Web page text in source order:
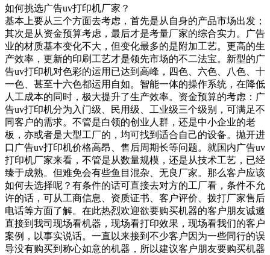
如何挑选广告uv打印机厂家？
基本上要从三个方面去考虑，首先是从自身的产品市场出发；
其次是从资金预算考虑，最后才是考量厂家的综合实力。广告
业的材质基本变化不大，但变化最多的是附加工艺。更高的生
产效率，更新的印刷工艺才是领先市场的不二法宝。新型的广
告uv打印机对色彩的运用已达到高峰，四色、六色、八色、十
一色、甚至十六色都运用自如。智能一体的操作系统，在降低
人工成本的同时，极大提升了生产效率。资金预算的考虑：广
告uv打印机分为入门级、民用级、工业级三个级别，可满足不
同客户的需求。不管是白领的创业人群，还是中小企业的老
板，亦或者是大型工厂的，均可找到适合自己的设备。抛开进
口广告uv打印机价格高昂、售后周期长等问题。就国内广告uv
打印机厂家来看，不管是从数量规模，还是从技术工艺，已经
臻于成熟。但难免会有些鱼目混杂、无良厂家。那么客户应该
如何去选择呢？有条件的话可直接去对方的工厂看，条件不允
许的话，可从工商信息、资质证书、客户评价、拨打厂家售后
电话等方面了解。在此热烈欢迎欲要购买机器的客户朋友诚邀
直接到我司现场看机器，现场看打印效果，现场看我们的客户
案例，以事实说话。一直以来接到不少客户因为一些同行的误
导没有购买到称心如意的机器，所以建议客户朋友要购买机器